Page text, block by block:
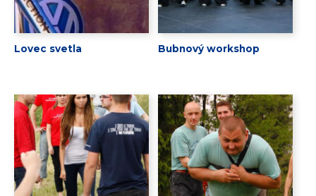
Lovec svetla Bubnový workshop